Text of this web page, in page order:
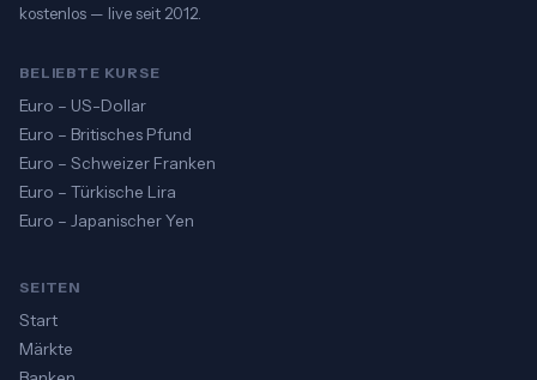
kostenlos — live seit 2012.
BELIEBTE KURSE
Euro – US-Dollar
Euro – Britisches Pfund
Euro – Schweizer Franken
Euro – Türkische Lira
Euro – Japanischer Yen
SEITEN
Start
Märkte